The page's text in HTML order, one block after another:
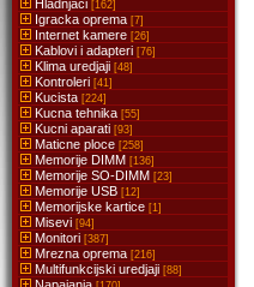
Hladnjaci [162]
Igracka oprema [7]
Internet kamere [26]
Kablovi i adapteri [76]
Klima uredjaji [48]
Kontroleri [41]
Kucista [224]
Kucna tehnika [55]
Kucni aparati [93]
Maticne ploce [258]
Memorije DIMM [136]
Memorije SO-DIMM [23]
Memorije USB [12]
Memorijske kartice [1]
Misevi [94]
Monitori [387]
Mrezna oprema [216]
Multifunkcijski uredjaji [88]